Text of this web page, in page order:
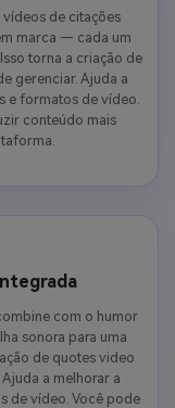
de citações
marca — cada um
torna a criação de
gerenciar. Ajuda a
e formatos de vídeo.
conteúdo mais
com o humor
sonora para uma
de quotes video
a melhorar a
de vídeo. Você pode